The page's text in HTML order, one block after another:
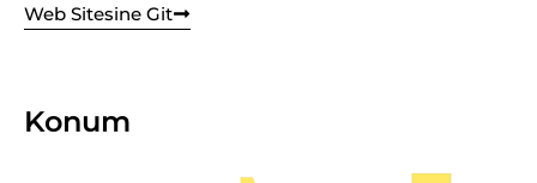
Web Sitesine Git
Konum